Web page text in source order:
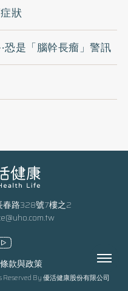
狀
是「腦幹長瘤」警訊
春路328號7樓之2
條款與政策
By 優活健康股份有限公司
Menu